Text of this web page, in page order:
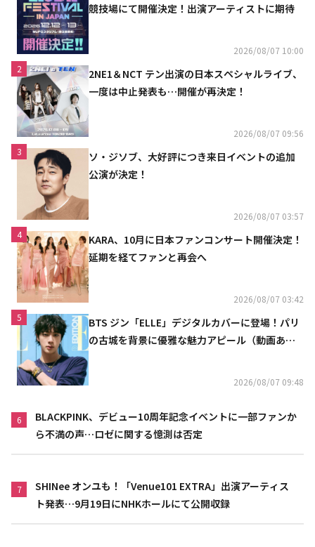
競技場にて開催決定！出演アーティストに期待
2026/08/07 10:00
2
2NE1＆NCT テン出演の日本スペシャルライブ、
一度は中止発表も…開催が再決定！
2026/08/07 09:56
3
ソ・ジソブ、大好評につき来日イベントの追加
公演が決定！
2026/08/07 03:57
4
KARA、10月に日本ファンコンサート開催決定！
延期を経てファンと再会へ
2026/08/07 03:42
5
BTS ジン「ELLE」デジタルカバーに登場！パリ
の古城を背景に優雅な魅力アピール（動画あ
2026/08/07 09:48
6
BLACKPINK、デビュー10周年記念イベントに一部ファンか
ら不満の声…ロゼに関する憶測は否定
7
SHINee オンユも！「Venue101 EXTRA」出演アーティス
ト発表…9月19日にNHKホールにて公開収録